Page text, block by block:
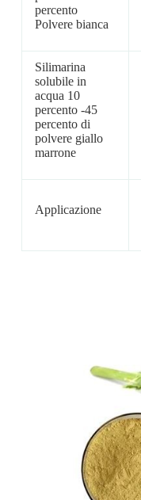
percento
Polvere bianca
Silimarina
solubile in
acqua 10
percento -45
percento di
polvere giallo
marrone
Applicazione